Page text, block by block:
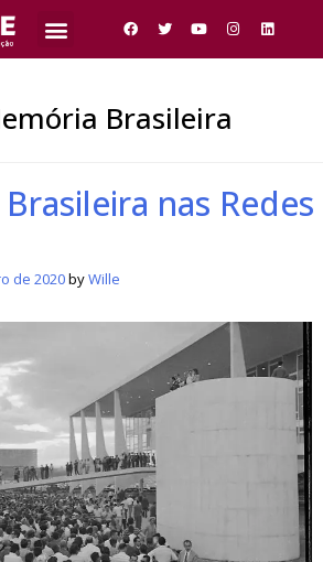
Brasileira
nas Redes
de 2020byWille